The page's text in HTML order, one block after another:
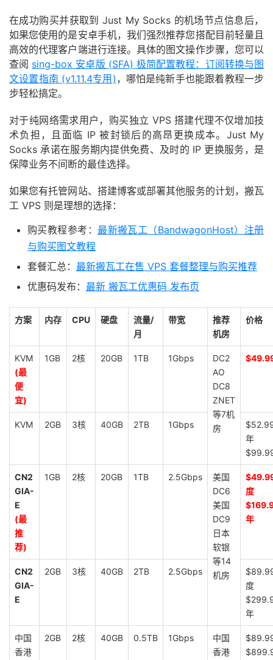
在成功购买并获取到 Just My Socks 的机场节点信息后，
如果您使用的是安卓手机，我们强烈推荐您搭配目前轻量且
高效的代理客户端进行连接。具体的图文操作步骤，您可以
查阅 sing-box 安卓版 (SFA) 极简配置教程：订阅转换与图
文设置指南 (v1.11.4专用) ，哪怕是纯新手也能跟着教程一步
步轻松搞定。
对于纯网络需求用户，购买独立 VPS 搭建代理不仅增加技
术负担，且面临 IP 被封锁后的高昂更换成本。Just My
Socks 承诺在服务期内提供免费、及时的 IP 更换服务，是
保障业务不间断的最佳选择。
如果您有托管网站、搭建博客或部署其他服务的计划，搬瓦
工 VPS 则是理想的选择：
购买教程参考：最新搬瓦工（BandwagonHost）注册
与购买图文教程
套餐汇总： 最新搬瓦工在售 VPS 套餐整理与购买推荐
优惠码发布： 最新 搬瓦工优惠码 发布页
方案 内存 CPU 硬盘
流量/
月
带宽
推荐
机房
价格
KVM
(最
便
宜)
1GB 2核 20GB 1TB 1Gbps
DC2
AO
DC8
ZNET
等7机
房
KVM 2GB 3核 40GB 2TB 1Gbps
年
CN2
GIA-
E
(最
推
荐)
1GB 2核 20GB 1TB 2.5Gbps
美国
DC6
美国
DC9
日本
软银
等14
机房
度
年
CN2
GIA-
E
2GB 3核 40GB 2TB 2.5Gbps
度
年
中国
香港
2GB 2核 40GB 0.5TB 1Gbps
中国
香港